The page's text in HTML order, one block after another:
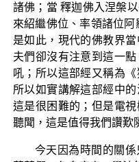
諸佛；當 釋迦佛入涅槃
來紹繼佛位、率領諸位
是如此，現代的佛教界
夫們卻沒有注意到這一
吼；所以這部經又稱為
所以如實講解這部經中
這是很困難的；但是電
聽聞，這是值得我們讚歎
今天因為時間的關